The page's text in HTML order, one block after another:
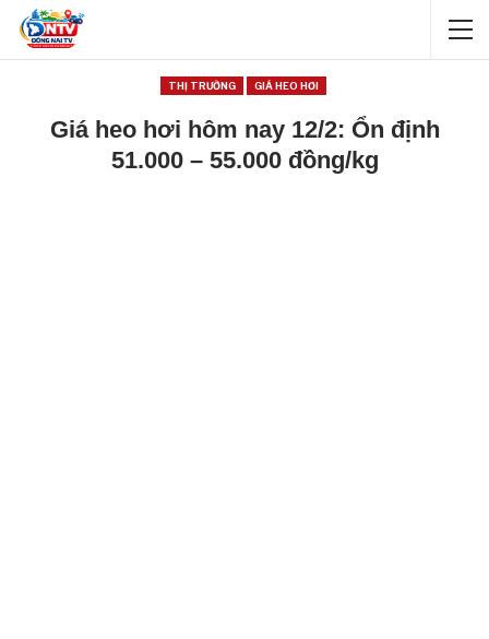
THỊ TRƯỜNG GIÁ HEO HƠI
Giá heo hơi hôm nay 12/2: Ổn định
51.000 – 55.000 đồng/kg